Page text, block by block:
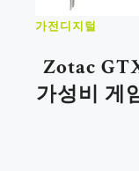
가전디지털
Zotac
가성비 게